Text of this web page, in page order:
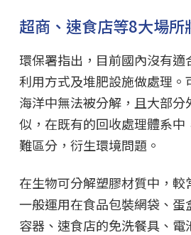
超商、速食店等8大場所
環保署指出，目前國內沒有適
利用方式及堆肥設施做處理。
海洋中無法被分解，且大部分
似，在既有的回收處理體系中
難區分，衍生環境問題。
在生物可分解塑膠材質中，較
一般運用在食品包裝網袋、蛋
容器、速食店的免洗餐具、電